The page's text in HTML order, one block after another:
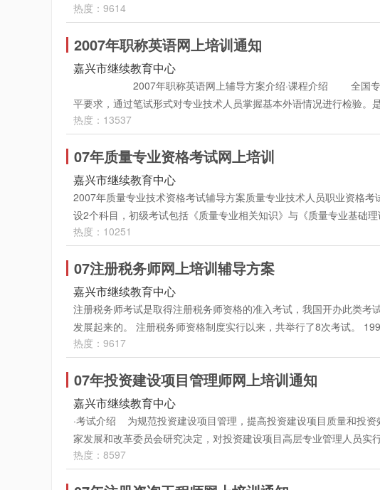
支付 进入以下网址: http://www.jxkp.com/edu24ol/ 注册用户后，选
惠。 网址：http://jxkp.edu24ol.com/或http://jxkp.edu24ol.com/
线：82214398、82214638 联系人：董先生、邵先生 售卡地址：
以下网址: http://www.jxkp.com/edu24ol/ 注册用户后，选择付费方式
程设置] 环球职业教育在线有多年的经济师考试辅导经验,往年辅导
续以精讲班＋冲刺班专业化的辅导模式为基础,采取全程视频授课
班：包括40课时的专家视频讲座+在线练习+4套全真模拟试题，主要
拟测试题供学员检测学习效果。 冲刺班：包括20课程的专家视频
容，对历年的真题进行分析讲解，对今年考试内容进行预测，为学
容！ 环球网校专业化、科学化辅导模式：精讲班＋冲刺班：通过
点晴和实战模拟练习,考试无忧！－现报精讲班送冲刺班－ [课
试结束后两周，学员每天24小时可以随时进入课堂反复学习
音、视频讲座和课堂练习。 1、音、视频讲座：主要为老师结合
2、课堂练习：听完讲座后，学员可点击“课堂练习”,完成与本讲内容
安排四次模拟考试并进行精讲解,使学员对自己的水平和成绩心中
钮,用鼠标点击此按钮，就可以将该讲"音、视频"文件"(.asf格式)保存
讲义文本下载：在课堂右边的框内选中要复制的讲义文字按Ctrl+C键
学光华管理学院。自2003年起担任环球职业教育在线经济师考试中
家之一。郭老师理论功底深厚，知识面广；教学提纲挈领，脉络清晰
的一致认可，极高的考试通过率使得郭老师被学员们称为是"
班：每科课程学费200元. 冲刺班：每科课程学费100元. 报三科
以上8折优惠。报精讲班送同一课程的冲剌班 点此进入试听
联系人：董老师、邵老师 售卡地址：嘉兴市东升路1号人力资
又分为A、B、C三个级别，凡晋升、聘任专业技术职务，其级别属专
及过去参加国家统一的中级专业技术资格考试（会计师、经济师、
应参加职称外语等级考试。考试内容包含短句部分(包括短句填空和
型全部是选择题。考试一般为每年4月的第二个星期日。 二、课
级别，无论是参加A、B还是C级，都可以报名学习。各个级别之间
和相关教材对每一个知识点的详细讲解，其中穿插历年真题和练习
的巩固知识的目的。本课程全程采用视频授课的形式由刘蕊老师主
级、国家日本语水平八级，曾连续几年在沈阳和大连某著名日语培
三、课程设置 共40课时，其中3套模拟试题的讲解，老师将对
行讲解，在讲解中教师将配以例题进行说明，使学员可以很深彻的
习”，完成与本讲内容相关的习题，对照答案和解析检查自己实
有"课件下载"按钮,用鼠标点击此按钮，就可以将该讲"音、视频"文件
态听这些录音。讲义文本下载：在课堂左下方有"讲义下载"按钮,用鼠
方。 五、收费标准 职称日语辅导精讲班：300元 付费方式：现
师、邵老师 售卡地址：嘉兴市东升路1号人力资源中心市场2号楼5
注册用户后，选择付费方式（参见网页下方支付说明）
热度：9614
2007年职称英语网上培训通知
嘉兴市继续教育中心
2007年职称英语网上辅导方案介绍·课程介绍 全国专业技
平要求，通过笔试形式对专业技术人员掌握基本外语情况进行检验
三大类，各类又分为A、B、C三个级别，凡晋升、聘任专业技术职务
业技术人员，及过去参加国家统一的中级专业技术资格考试（会计
专业技术人员应参加职称外语等级考试。 *2007年职称外语等级
英语考试辅导将由王霞老师邻衔主讲，采用视频授课远程辅导的形式
细致的讲解，同时对各种题型做了具体的分析，其答题技巧、答题
报： 1、基础班：专门为扔下英语多年的考生准备，适合于各大类
课程共为30课时：第1－2课时:英语构词法，第3－4课时:名词与动词
复习要点， 第7－8课时:连词、代词及冠词的语法功能及复习要点，
12课时: 职称英语句子特点及英语基本句型， 第13－14课时: 动词的
各种从句的构成和意义， 第23－24课时:定语从句与英语中的其他定
语否定结构与倒装结构，第29－30课时:英语长句子的处理方法。课
员们可以随时随地任意多次进行学习。 2、精讲班：该阶段主要是
讲解，课程按类别与级别分为综合类AB级、综合类C级、理工类AB
包含有词汇、完形填空8课时；阅读判断8课时，阅读理解8课时，概
定于2007年1月推出，保持至考试前，在此期间，学员们可以随时
本先期进行辅导。在新教材出版前后，该阶段辅导还将全新改版，新
前，在此期间，学员们可以随时随地任意多次进行学习。 3、冲剌
该阶段课程仍分为综合类AB级、综合类C级、理工类AB级、理工类
完形填空4课时；阅读判断、阅读理解一4课时；阅读理解二、三4课
热度：13537
07年质量专业资格考试网上培训
嘉兴市继续教育中心
2007年质量专业技术资格考试辅导方案质量专业技术人员职业资格
设2个科目，初级考试包括《质量专业相关知识》与《质量专业基础
理论与实务》。考试一般于前一年的12月及来年的1月份左右报名
为帮助参加2007年质量专业考试的学员有效的复习备考，环球职业
（隶属北京海淀技术监督局）强强联手，共同组织推出2007质量专
知识》与《质量专业理论与实务》两个科目的培训。 ·班别设置
2套全真模拟试题；《质量专业理论与实务》课程为78课时，2套
拟试题；《质量专业基础理论与实务》课程为38课时，2套全真模
在大型企业担任质量鉴定工作的专家主讲。 ·课程安排： 学员可随
程，并且以往课上过的课程都可以保留，学习期限一直考试结束
质量专业考试考前辅导远程教学包括二个部分：录音讲座和在线练
讲座后，学员可点击“在线作业”，完成与本讲内容相关的习题，提交
习效果。 ·收费标准： 精讲班：质量专业理论与实务(中级)300元
科、两科享受9折优惠，报三科以上8折优惠。 付费方式：现场学习
卡地址：嘉兴市东升路1号人力资源中心市场2号楼5楼 在线、汇款
择付费方式（参见网页下方支付说明）
热度：10251
07注册税务师网上培训辅导方案
嘉兴市继续教育中心
注册税务师考试是取得注册税务师资格的准入考试，我国开办此类
发展起来的。 注册税务师资格制度实行以来，共举行了8次考试。
资格认定考试。1999年-2005年，全国进行了7次统一考试，累计报
格的人数已达66849人。从而为我国税务代理事业的发展提供坚实的
（二）、税务代理实务、税收相关法律和财务与会计5个科目。每个
100分外，其余 4 个科目均为140分。 《税法（一）》 主要考核
《税法（二）》 主要考核现行企业所得税、外商投资企业和外国企
及其计算； 《财务与会计》 主要考核会计与财务管理方面的基本
行政法、民商法、经济法、刑法、刑事诉讼法与民事诉讼法行政复
算征收、管理及检查、涉税会计核算与涉税文书制作等方面内容。
法一 刘艳霞40刘艳霞20 税法二 王尤贵40王尤贵20 税务代理实
热度：9617
07年投资建设项目管理师网上培训通知
嘉兴市继续教育中心
·考试介绍 为规范投资建设项目管理，提高投资建设项目质量和投
家发展和改革委员会研究决定，对投资建设项目高层专业管理人员
一规划。通过全国统一考试取得《中华人民共和国投资建设项目管理
工作。 投资建设项目管理师考试实行全国统一考试大纲，统一命题
热度：8597